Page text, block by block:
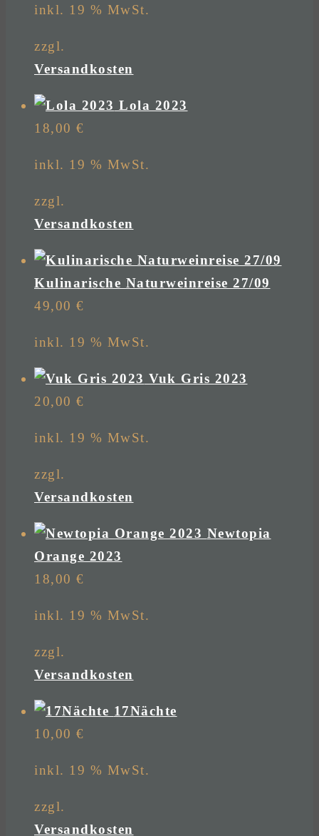
inkl. 19 % MwSt.
zzgl.
Versandkosten
Lola 2023
18,00 €
inkl. 19 % MwSt.
zzgl.
Versandkosten
Kulinarische Naturweinreise 27/09
49,00 €
inkl. 19 % MwSt.
Vuk Gris 2023
20,00 €
inkl. 19 % MwSt.
zzgl.
Versandkosten
Newtopia
Orange 2023
18,00 €
inkl. 19 % MwSt.
zzgl.
Versandkosten
17Nächte
10,00 €
inkl. 19 % MwSt.
zzgl.
Versandkosten